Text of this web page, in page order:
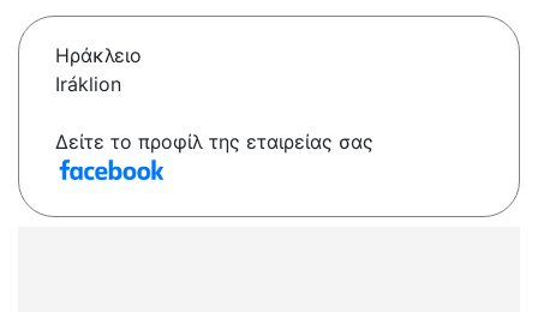
Ηράκλειο
Iráklion
Δείτε το προφίλ της εταιρείας σας